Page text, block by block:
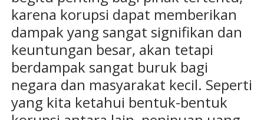
karena korupsi dapat memberikan
dampak yang sangat signifikan dan
keuntungan besar, akan tetapi
berdampak sangat buruk bagi
negara dan masyarakat kecil. Seperti
yang kita ketahui bentuk-bentuk